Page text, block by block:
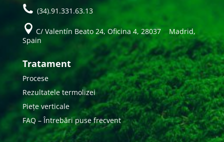
(34).91.331.63.13
C/ Valentín Beato 24, Oficina 4, 28037 Madrid,
Spain
Tratament
Procese
Rezultatele termolizei
Piețe verticale
FAQ – Întrebări puse frecvent